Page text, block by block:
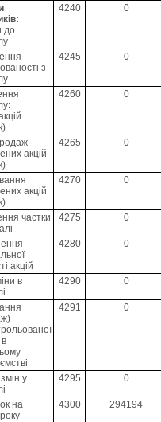
до
4240 0
з
4245 0
4260 0
акцій
4265 0
акцій
4270 0
частки
4275 0
акцій
4280 0
в
4290 0
4291 0
у
4295 0
на
4300 294194